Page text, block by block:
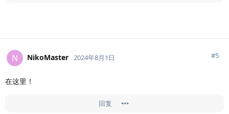
N NikoMaster 2024年8月1日 #5
在这里！
回复